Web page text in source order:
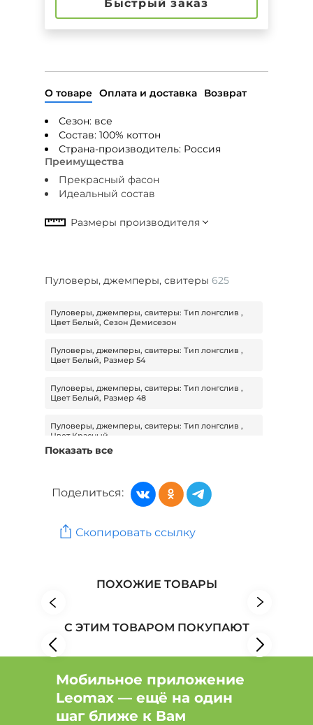
Быстрый заказ
О товаре Оплата и доставка Возврат
Сезон: все
Состав: 100% коттон
Страна-производитель: Россия
Преимущества
Прекрасный фасон
Идеальный состав
Пуловеры, джемперы, свитеры 625
Пуловеры, джемперы, свитеры: Тип лонгслив ,
Цвет Белый, Сезон Демисезон
Пуловеры, джемперы, свитеры: Тип лонгслив ,
Цвет Белый, Размер 54
Пуловеры, джемперы, свитеры: Тип лонгслив ,
Цвет Белый, Размер 48
Пуловеры, джемперы, свитеры: Тип лонгслив ,
Цвет Красный
Пуловеры, джемперы, свитеры: Цвет Красный,
Пуловеры, джемперы, свитеры: Тип лонгслив ,
Женская одежда: Бренд Бриллианит Серебряная
Женская одежда: Бренд Claudio Canzian
Показать все
Поделиться:
Скопировать ссылку
ПОХОЖИЕ ТОВАРЫ
С ЭТИМ ТОВАРОМ ПОКУПАЮТ
Мобильное приложение
Leomax — ещё на один
шаг ближе к Вам